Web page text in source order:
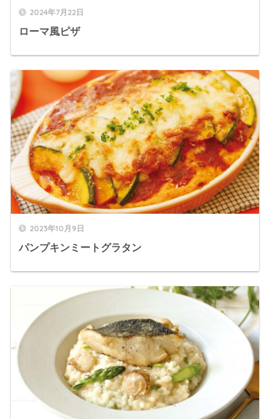
2024年7月22日
ローマ風ピザ
2023年10月9日
パンプキンミートグラタン